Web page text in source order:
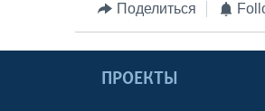
Поделиться
ПРОЕКТЫ